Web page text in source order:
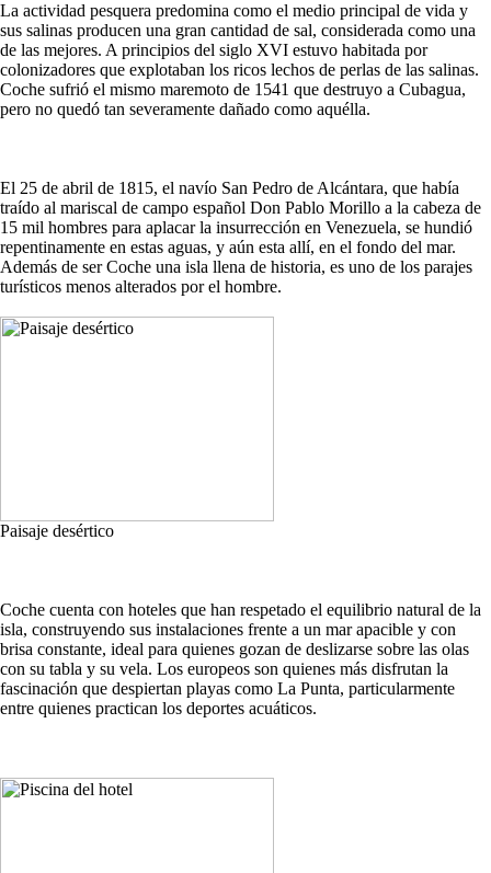
La actividad pesquera predomina como el medio principal de vida y
sus salinas producen una gran cantidad de sal, considerada como una
de las mejores. A principios del siglo XVI estuvo habitada por
colonizadores que explotaban los ricos lechos de perlas de las salinas.
Coche sufrió el mismo maremoto de 1541 que destruyo a Cubagua,
pero no quedó tan severamente dañado como aquélla.
El 25 de abril de 1815, el navío San Pedro de Alcántara, que había
traído al mariscal de campo español Don Pablo Morillo a la cabeza de
15 mil hombres para aplacar la insurrección en Venezuela, se hundió
repentinamente en estas aguas, y aún esta allí, en el fondo del mar.
Además de ser Coche una isla llena de historia, es uno de los parajes
turísticos menos alterados por el hombre.
Paisaje desértico
Coche cuenta con hoteles que han respetado el equilibrio natural de la
isla, construyendo sus instalaciones frente a un mar apacible y con
brisa constante, ideal para quienes gozan de deslizarse sobre las olas
con su tabla y su vela. Los europeos son quienes más disfrutan la
fascinación que despiertan playas como La Punta, particularmente
entre quienes practican los deportes acuáticos.